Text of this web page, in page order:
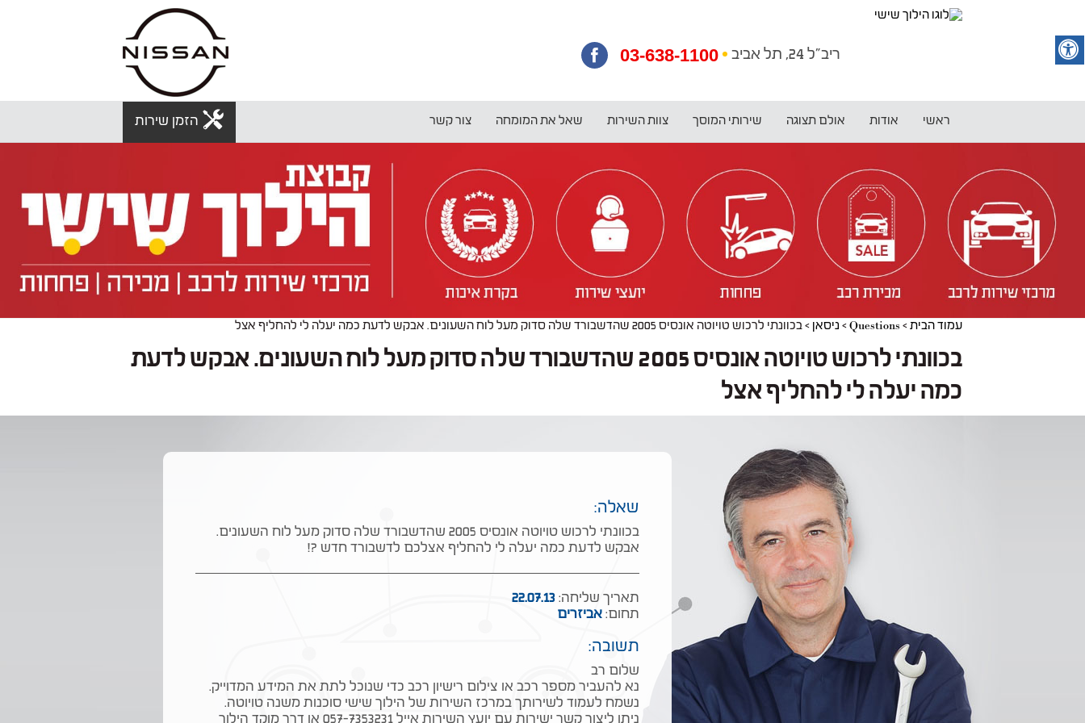
03-638-1100 ריב"ל 24, תל אביב
ראשי אודות אולם תצוגה שירותי המוסך צוות השירות שאל את המומחה צור קשר הזמן שירות
עמוד הבית>
Questions
> ניסאן >בכוונתי לרכוש טויוטה אונסיס 2005 שהדשבורד שלה סדוק מעל לוח השעונים. אבקש לדעת כמה יעלה לי להחליף אצל
בכוונתי לרכוש טויוטה אונסיס 2005 שהדשבורד שלה סדוק מעל לוח השעונים. אבקש לדעת
כמה יעלה לי להחליף אצל
שאלה:
בכוונתי לרכוש טויוטה אונסיס 2005 שהדשבורד שלה סדוק מעל לוח השעונים.
אבקש לדעת כמה יעלה לי להחליף אצלכם לדשבורד חדש ?!
תאריך שליחה: 22.07.13
תחום:אביזרים
תשובה:
שלום רב
נא להעביר מספר רכב או צילום רישיון רכב כדי שנוכל לתת את המידע המדוייק.
נשמח לעמוד לשירותך במרכז השירות של הילוך שישי סוכנות משנה טויוטה.